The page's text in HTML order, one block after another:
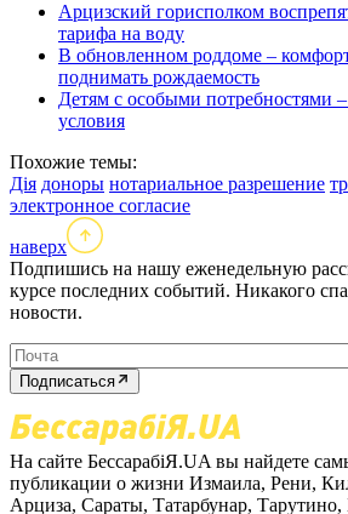
Арцизский горисполком
тарифа на воду
В обновленном роддоме –
поднимать рождаемость
Детям с особыми потребностями
условия
Похожие темы:
Дія доноры нотариальное разрешение
электронное согласие
наверх
Подпишись на нашу еженедельную
курсе последних событий. Никакого
новости.
Подписаться
На сайте БессарабіЯ.UA вы найдете
публикации о жизни Измаила, Рени,
Арциза, Сараты, Татарбунар, Тарутино,